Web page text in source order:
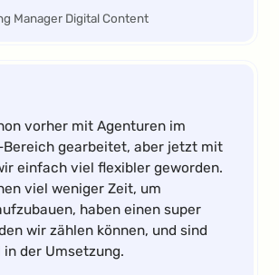
Manager Digital Content
vorher mit Agenturen im
gearbeitet, aber jetzt mit
einfach viel flexibler geworden.
viel weniger Zeit, um
haben einen super
wir zählen können, und sind
der Umsetzung.